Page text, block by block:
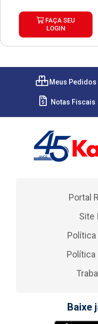
FAÇA SEU
LOGIN
Meus Pedidos
Notas Fiscais
Portal
Site
Política
Baixe